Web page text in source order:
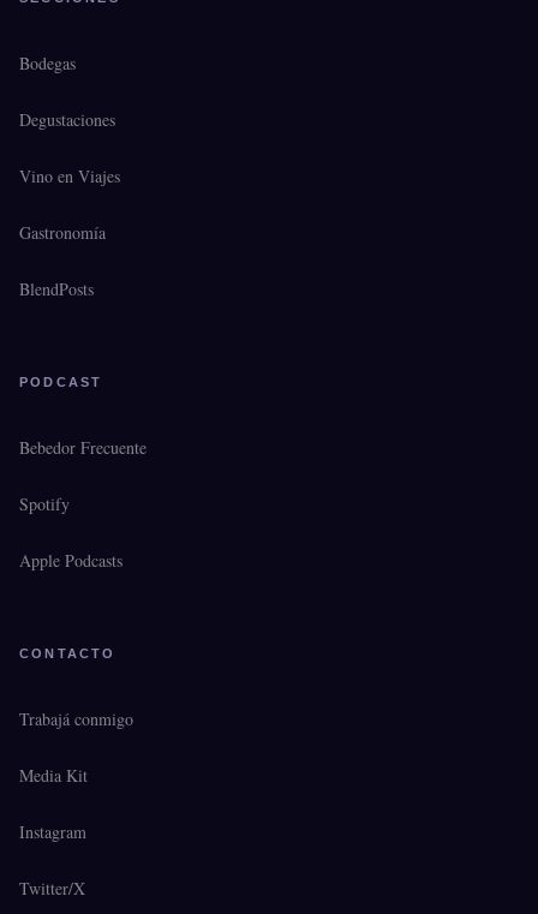
Bodegas
Degustaciones
Vino en Viajes
Gastronomía
BlendPosts
PODCAST
Bebedor Frecuente
Spotify
Apple Podcasts
CONTACTO
Trabajá conmigo
Media Kit
Instagram
Twitter/X